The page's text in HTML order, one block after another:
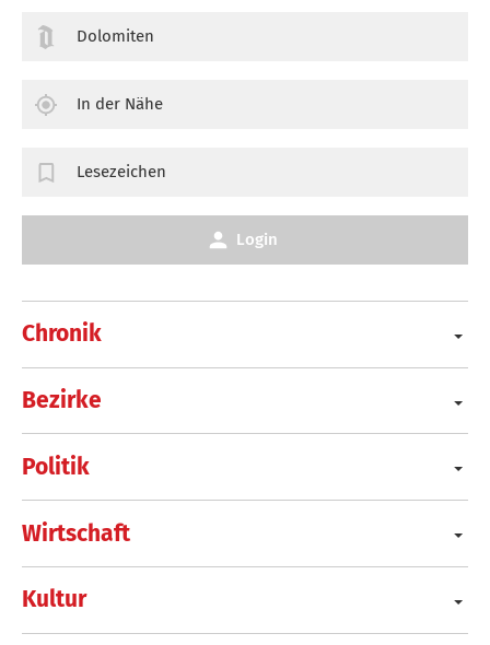
Chronik
Bezirke
Politik
Wirtschaft
Kultur
Dolomiten
In der Nähe
Lesezeichen
Login